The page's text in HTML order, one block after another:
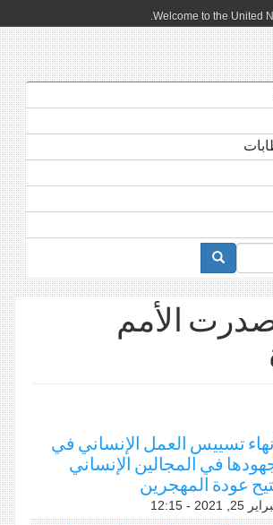
Welcome to the United
الأمم
تسييس العمل الإنساني في
في المجالين الإنساني
عودة المهجرين
12:15